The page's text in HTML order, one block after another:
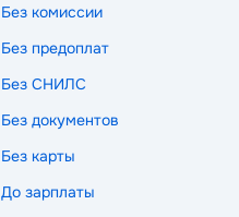
Без комиссии
Без предоплат
Без СНИЛС
Без документов
Без карты
До зарплаты